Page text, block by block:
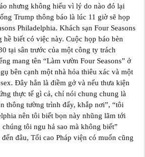
nhưng không hiểu vì lý do nào đó lại
Trump thông báo là lúc 11 giờ sẽ họp
Philadelphia. Khách sạn Four Seasons
hề biết có việc này. Cuộc họp báo bèn
tại sân trước của một công ty trách
mang tên “Làm vườn Four Seasons” ở
bên cạnh một nhà hỏa thiêu xác và một
Đây hẳn là điềm gở và nếu thưa kiện
thực tế gì cả, chỉ nói chung chung là
thông tường trình đấy, khắp nơi”, “tôi
nên tôi biết bọn này nhũng lãm tới
tôi ngu hả sao mà không biết”
đâu, Tối cao Pháp viện có muốn cũng